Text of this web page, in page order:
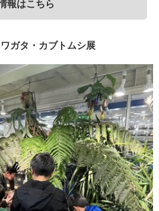
報はこちら
ガタ・カブトムシ展